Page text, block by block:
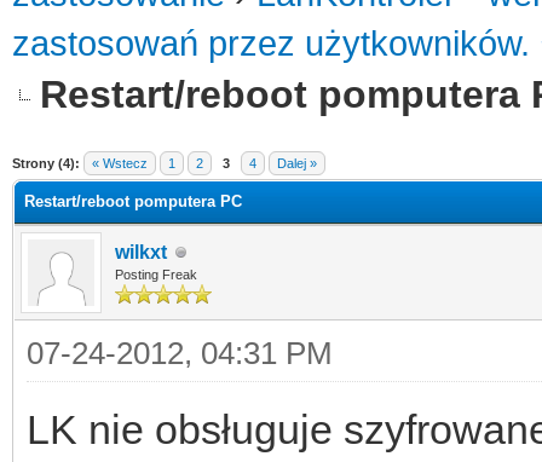
zastosowań przez użytkowników.
Restart/reboot pomputera
Strony (4): « Wstecz 1 2 3 4 Dalej »
Restart/reboot pomputera PC
wilkxt
Posting Freak
07-24-2012, 04:31 PM
LK nie obsługuje